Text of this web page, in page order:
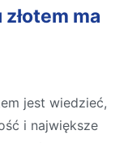
ma
jest wiedzieć,
i największe